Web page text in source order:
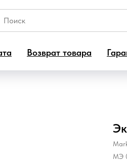
Возврат товара
МЭ